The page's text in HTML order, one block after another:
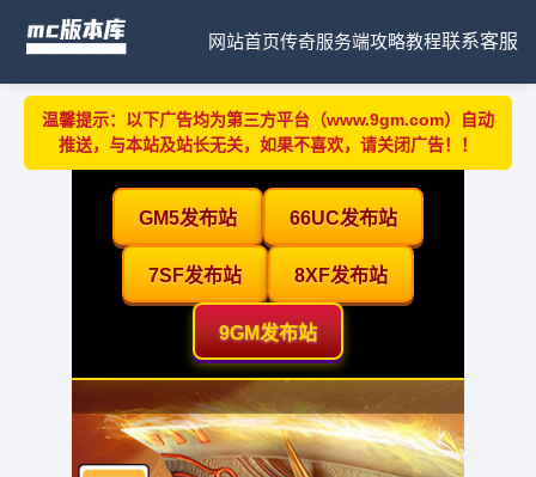
网站首页传奇服务端攻略教程联系客服
温馨提示：以下广告均为第三方平台（www.9gm.com）自动
推送，与本站及站长无关，如果不喜欢，请关闭广告！！